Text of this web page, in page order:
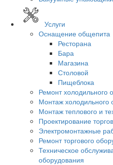
Услуги
Оснащение общепита
Ресторана
Бара
Магазина
Столовой
Пищеблока
Ремонт холодильного
Монтаж холодильного
Монтаж теплового и
Проектирование
Электромонтажные
Ремонт торгового
Техническое
оборудования